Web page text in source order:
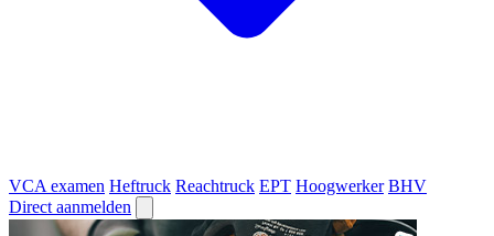
VCA examen Heftruck Reachtruck EPT Hoogwerker BHV
Direct aanmelden